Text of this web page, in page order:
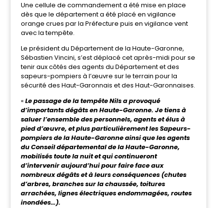
Une cellule de commandement a été mise en place
dès que le département a été placé en vigilance
orange crues par la Préfecture puis en vigilance vent
avec la tempête.
Le président du Département de la Haute-Garonne,
Sébastien Vincini, s’est déplacé cet après-midi pour se
tenir aux côtés des agents du Département et des
sapeurs-pompiers à l’œuvre sur le terrain pour la
sécurité des Haut-Garonnais et des Haut-Garonnaises.
« Le passage de la tempête Nils a provoqué
d’importants dégâts en Haute-Garonne. Je tiens à
saluer l’ensemble des personnels, agents et élus à
pied d’œuvre, et plus particulièrement les Sapeurs-
pompiers de la Haute-Garonne ainsi que les agents
du Conseil départemental de la Haute-Garonne,
mobilisés toute la nuit et qui continueront
d’intervenir aujourd’hui pour faire face aux
nombreux dégâts et à leurs conséquences (chutes
d’arbres, branches sur la chaussée, toitures
arrachées, lignes électriques endommagées, routes
inondées…).